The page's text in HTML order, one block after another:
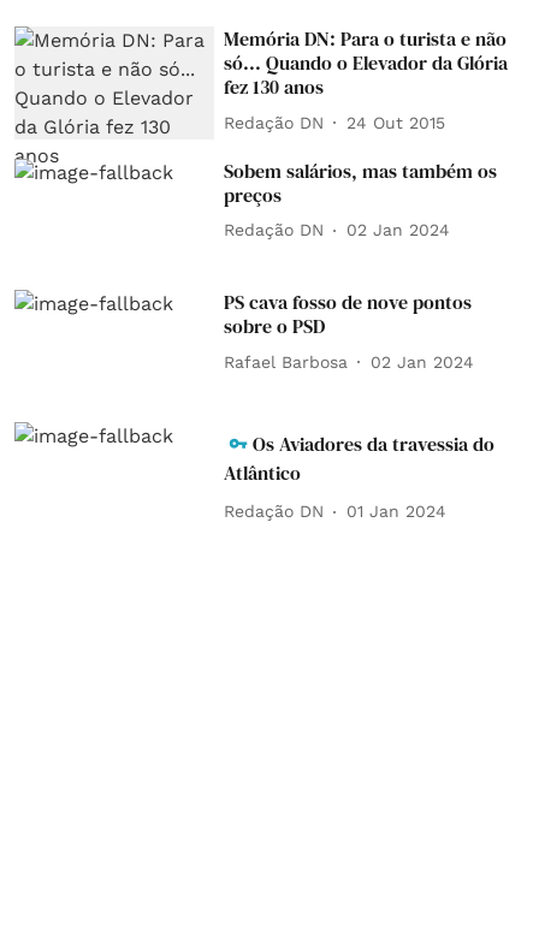
Memória DN: Para o turista e não
só... Quando o Elevador da Glória
fez 130 anos
Redação DN 24 Out 2015
Sobem salários, mas também os
preços
Redação DN 02 Jan 2024
PS cava fosso de nove pontos
sobre o PSD
Rafael Barbosa 02 Jan 2024
Os Aviadores da travessia do
Atlântico
Redação DN 01 Jan 2024